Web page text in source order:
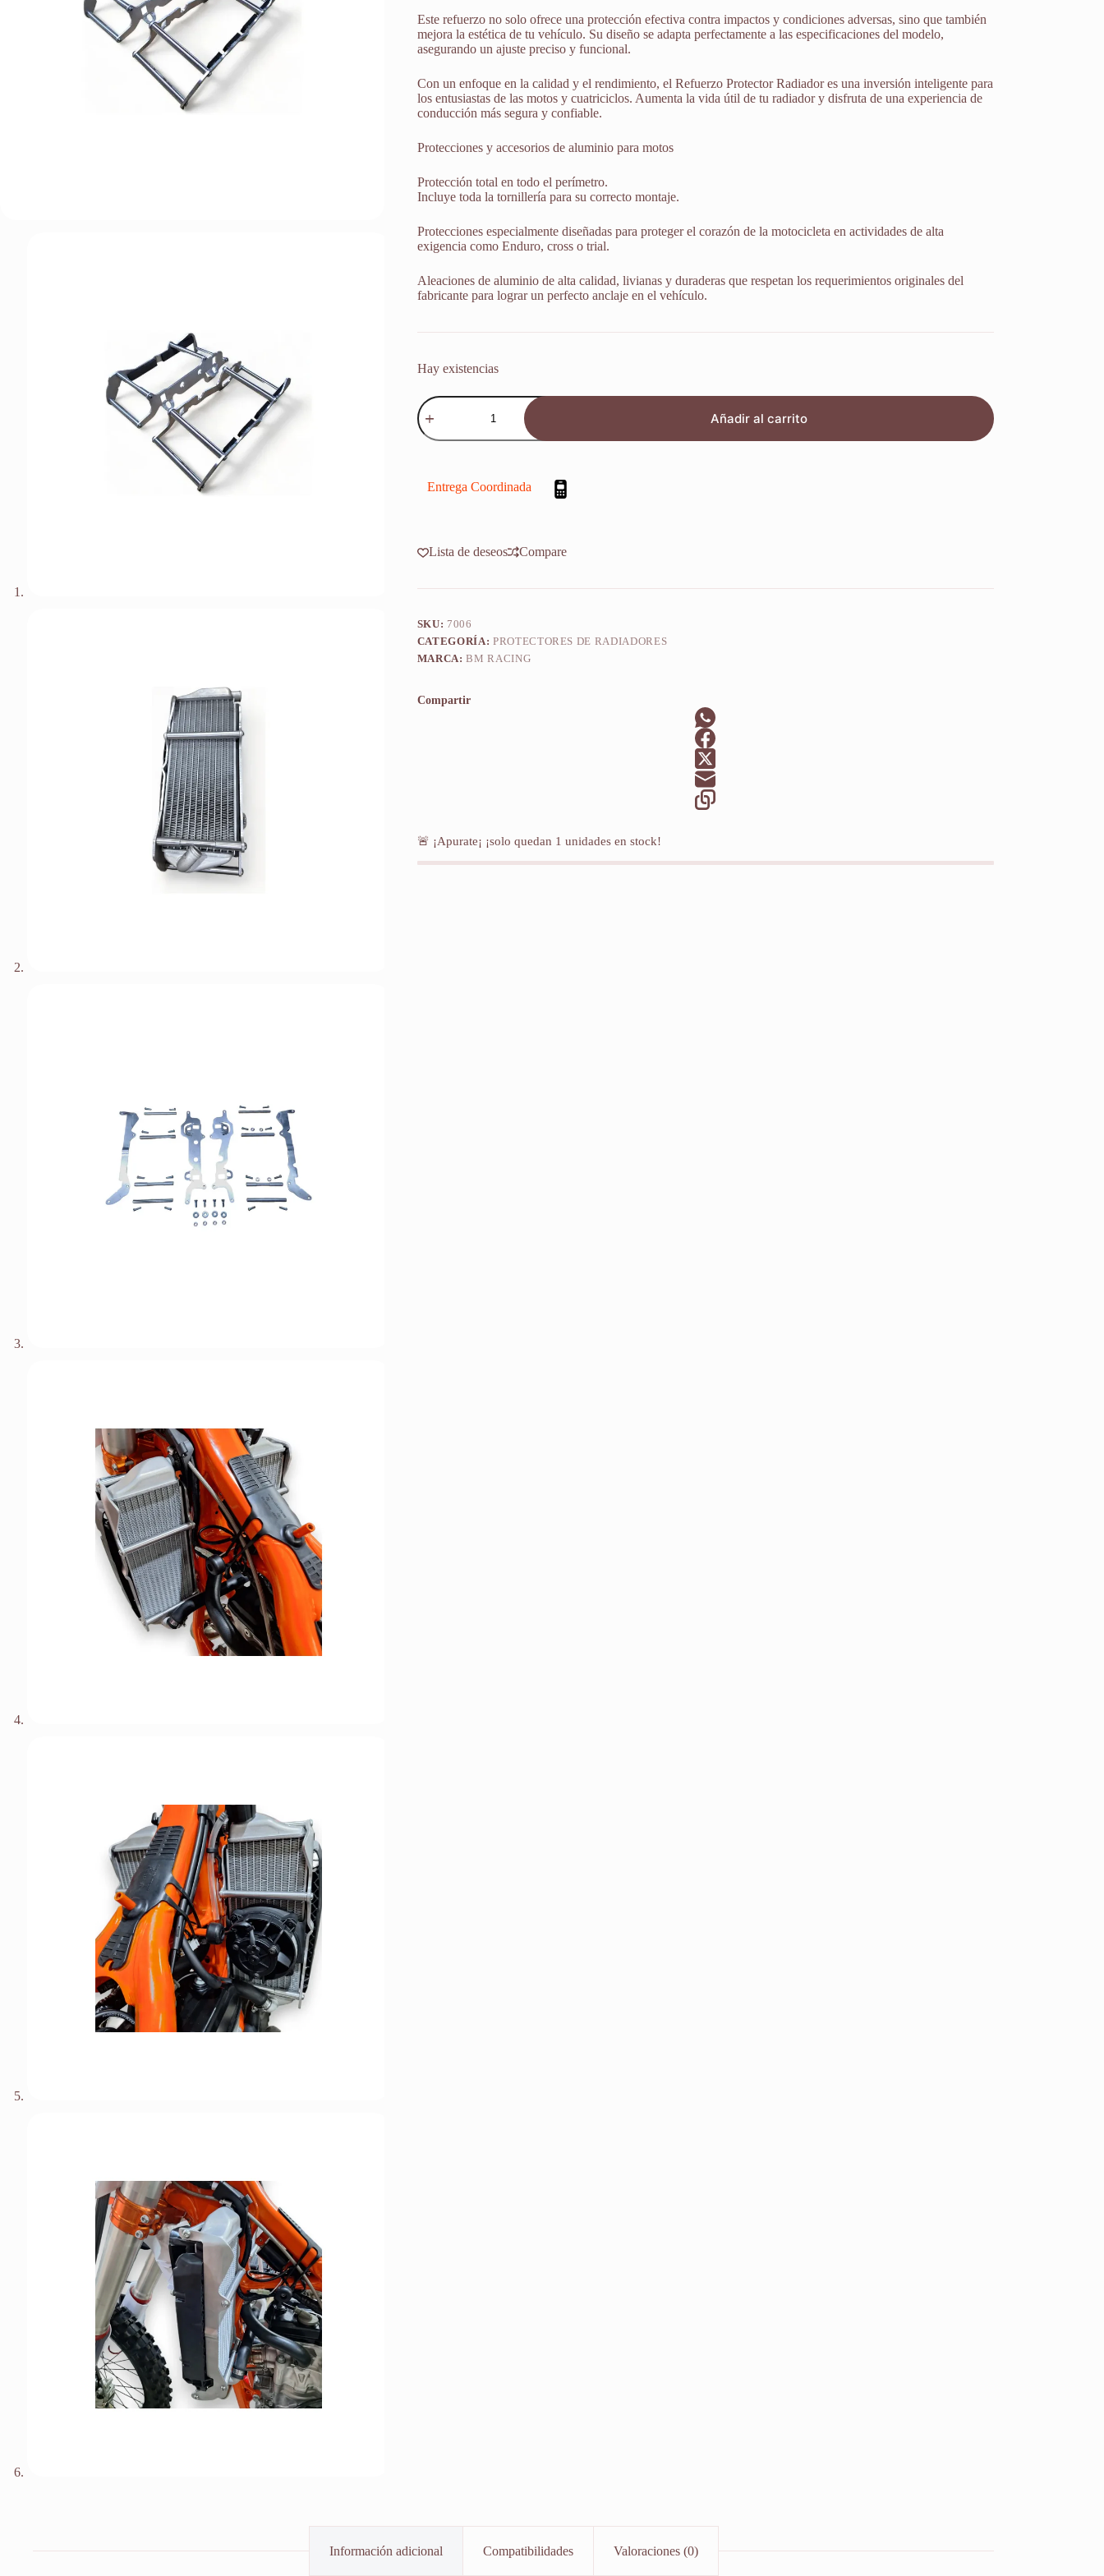
Este refuerzo no solo ofrece una protección efectiva contra impactos y condiciones adversas, sino que también
mejora la estética de tu vehículo. Su diseño se adapta perfectamente a las especificaciones del modelo,
asegurando un ajuste preciso y funcional.
Con un enfoque en la calidad y el rendimiento, el Refuerzo Protector Radiador es una inversión inteligente para
los entusiastas de las motos y cuatriciclos. Aumenta la vida útil de tu radiador y disfruta de una experiencia de
conducción más segura y confiable.
Protecciones y accesorios de aluminio para motos
Protección total en todo el perímetro.
Incluye toda la tornillería para su correcto montaje.
Protecciones especialmente diseñadas para proteger el corazón de la motocicleta en actividades de alta
exigencia como Enduro, cross o trial.
Aleaciones de aluminio de alta calidad, livianas y duraderas que respetan los requerimientos originales del
fabricante para lograr un perfecto anclaje en el vehículo.
Hay existencias
Refuerzo
Protector
Radiador
Husqvarna
2024-
Añadir al carrito
Entrega Coordinada
Lista de deseos Compare
SKU: 7006
CATEGORÍA: PROTECTORES DE RADIADORES
MARCA:BM RACING
Compartir
🚨 ¡Apurate¡ ¡solo quedan 1 unidades en stock!
Información adicional Compatibilidades Valoraciones (0)